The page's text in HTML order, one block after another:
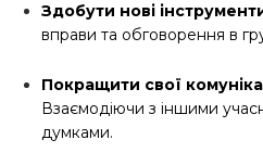
Здобути нові
вправи та обговорення в
Покращити свої
Взаємодіючи з іншими
думками.